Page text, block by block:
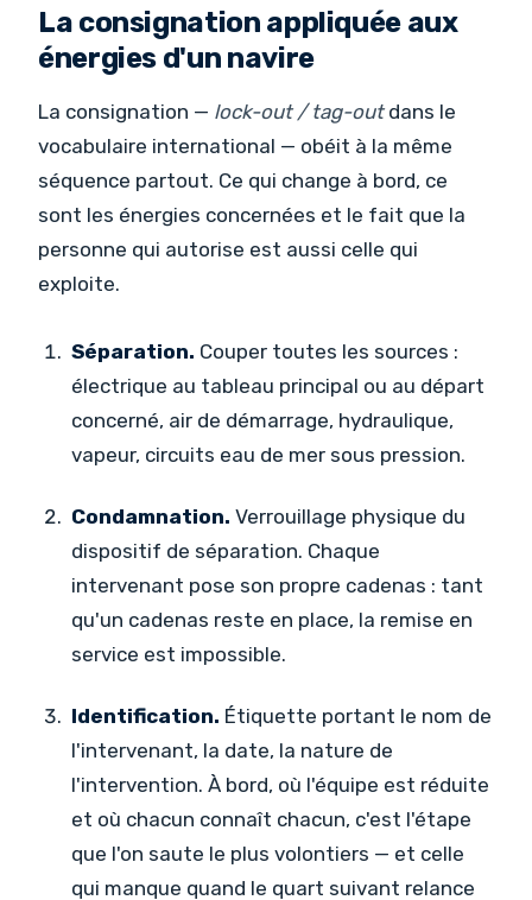
La consignation appliquée aux
énergies d'un navire
La consignation — lock-out / tag-outdans le
vocabulaire international — obéit à la même
séquence partout. Ce qui change à bord, ce
sont les énergies concernées et le fait que la
personne qui autorise est aussi celle qui
exploite.
Séparation. Couper toutes les sources :
électrique au tableau principal ou au départ
concerné, air de démarrage, hydraulique,
vapeur, circuits eau de mer sous pression.
Condamnation. Verrouillage physique du
dispositif de séparation. Chaque
intervenant pose son propre cadenas : tant
qu'un cadenas reste en place, la remise en
service est impossible.
Identification. Étiquette portant le nom de
l'intervenant, la date, la nature de
l'intervention. À bord, où l'équipe est réduite
et où chacun connaît chacun, c'est l'étape
que l'on saute le plus volontiers — et celle
qui manque quand le quart suivant relance